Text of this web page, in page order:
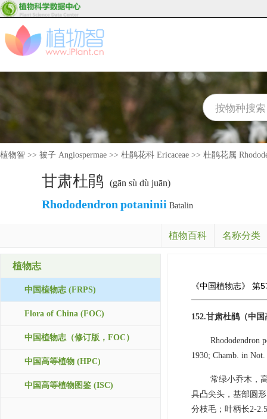
植物智 >> 被子 Angiospermae >> 杜鹃花科 Ericaceae >> 杜鹃花属
甘肃杜鹃 (gān sù dù juān)
Rhododendron potaninii Batalin
植物百科 名称分类
植物志
中国植物志 (FRPS)
Flora of China (FOC)
中国植物志（修订版，FOC）
中国高等植物 (HPC)
中国高等植物图鉴 (ISC)
《中国植物志》 第
152.甘肃杜鹃（中
Rhododendron
1930; Chamb. in
常绿小乔木，
具凸尖头，基部圆
分枝毛；叶柄长2-